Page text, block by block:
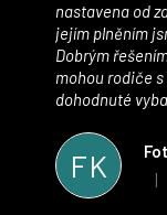
FK |
nastavena od
jejím plněním
Dobrým
mohou rodiče
dohodnuté
oblečením
komunikací a
velmi rychle a